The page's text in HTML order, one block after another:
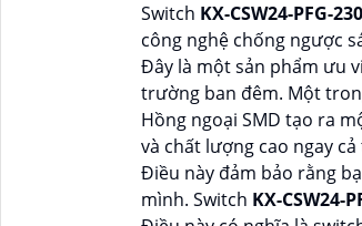
Switch KX-CSW24-PFG-230
công nghệ chống ngược
Đây là một sản phẩm ưu
trường ban đêm. Một
Hồng ngoại SMD tạo ra
và chất lượng cao ngay
Điều này đảm bảo rằng
mình. Switch KX-CSW24-